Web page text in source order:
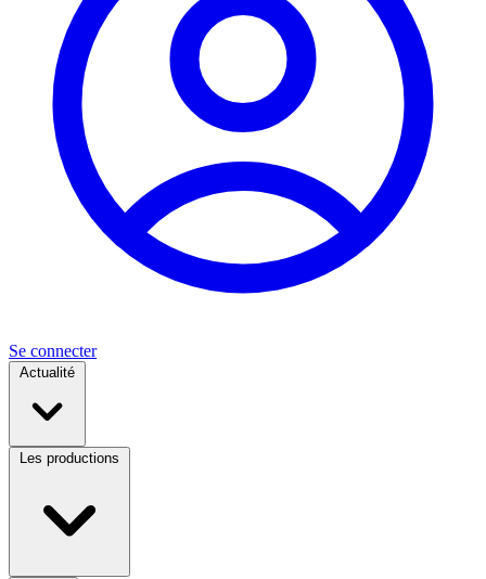
Se connecter
Actualité
Les productions